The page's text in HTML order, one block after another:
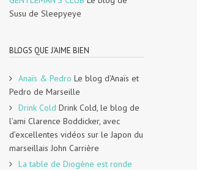
Susu de Sleepyeye
BLOGS QUE J'AIME BIEN
Anaïs & Pedro Le blog d’Anaïs et
Pedro de Marseille
Drink Cold Drink Cold, le blog de
l’ami Clarence Boddicker, avec
d’excellentes vidéos sur le Japon du
marseillais John Carrière
La table de Diogène est ronde